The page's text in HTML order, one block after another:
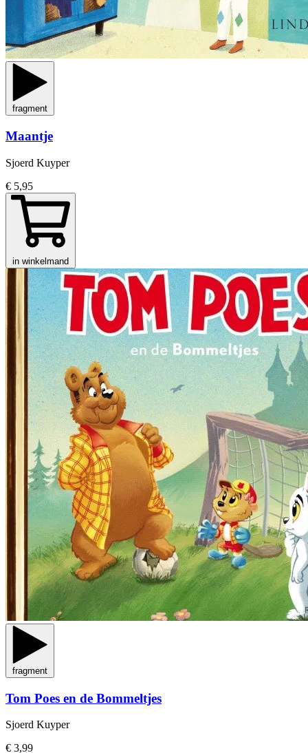
fragment
Maantje
Sjoerd Kuyper
€ 5,95
in winkelmand
fragment
Tom Poes en de Bommeltjes
Sjoerd Kuyper
€ 3,99